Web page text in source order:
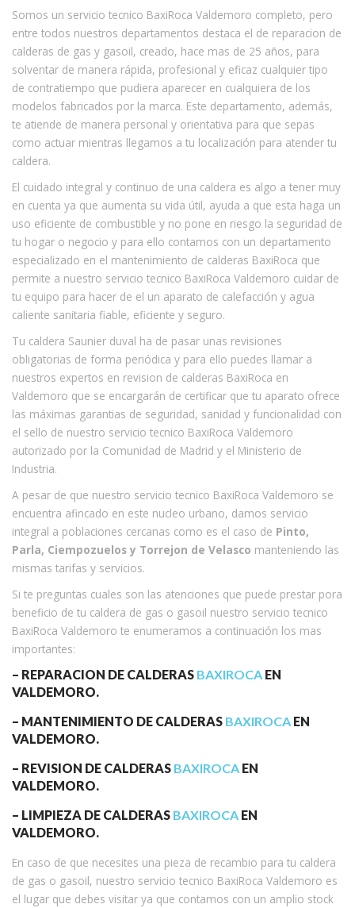
Somos un servicio tecnico BaxiRoca Valdemoro completo, pero
entre todos nuestros departamentos destaca el de reparacion de
calderas de gas y gasoil, creado, hace mas de 25 años, para
solventar de manera rápida, profesional y eficaz cualquier tipo
de contratiempo que pudiera aparecer en cualquiera de los
modelos fabricados por la marca. Este departamento, además,
te atiende de manera personal y orientativa para que sepas
como actuar mientras llegamos a tu localización para atender tu
caldera.
El cuidado integral y continuo de una caldera es algo a tener muy
en cuenta ya que aumenta su vida útil, ayuda a que esta haga un
uso eficiente de combustible y no pone en riesgo la seguridad de
tu hogar o negocio y para ello contamos con un departamento
especializado en el mantenimiento de calderas BaxiRoca que
permite a nuestro servicio tecnico BaxiRoca Valdemoro cuidar de
tu equipo para hacer de el un aparato de calefacción y agua
caliente sanitaria fiable, eficiente y seguro.
Tu caldera Saunier duval ha de pasar unas revisiones
obligatorias de forma periódica y para ello puedes llamar a
nuestros expertos en revision de calderas BaxiRoca en
Valdemoro que se encargarán de certificar que tu aparato ofrece
las máximas garantias de seguridad, sanidad y funcionalidad con
el sello de nuestro servicio tecnico BaxiRoca Valdemoro
autorizado por la Comunidad de Madrid y el Ministerio de
Industria.
A pesar de que nuestro servicio tecnico BaxiRoca Valdemoro se
encuentra afincado en este nucleo urbano, damos servicio
integral a poblaciones cercanas como es el caso de Pinto,
Parla, Ciempozuelos y Torrejon de Velasco manteniendo las
mismas tarifas y servicios.
Si te preguntas cuales son las atenciones que puede prestar pora
beneficio de tu caldera de gas o gasoil nuestro servicio tecnico
BaxiRoca Valdemoro te enumeramos a continuación los mas
importantes:
– REPARACION DE CALDERAS BAXIROCA EN
VALDEMORO.
– MANTENIMIENTO DE CALDERAS BAXIROCA EN
VALDEMORO.
– REVISION DE CALDERAS BAXIROCA EN
VALDEMORO.
– LIMPIEZA DE CALDERAS BAXIROCA EN
VALDEMORO.
En caso de que necesites una pieza de recambio para tu caldera
de gas o gasoil, nuestro servicio tecnico BaxiRoca Valdemoro es
el lugar que debes visitar ya que contamos con un amplio stock